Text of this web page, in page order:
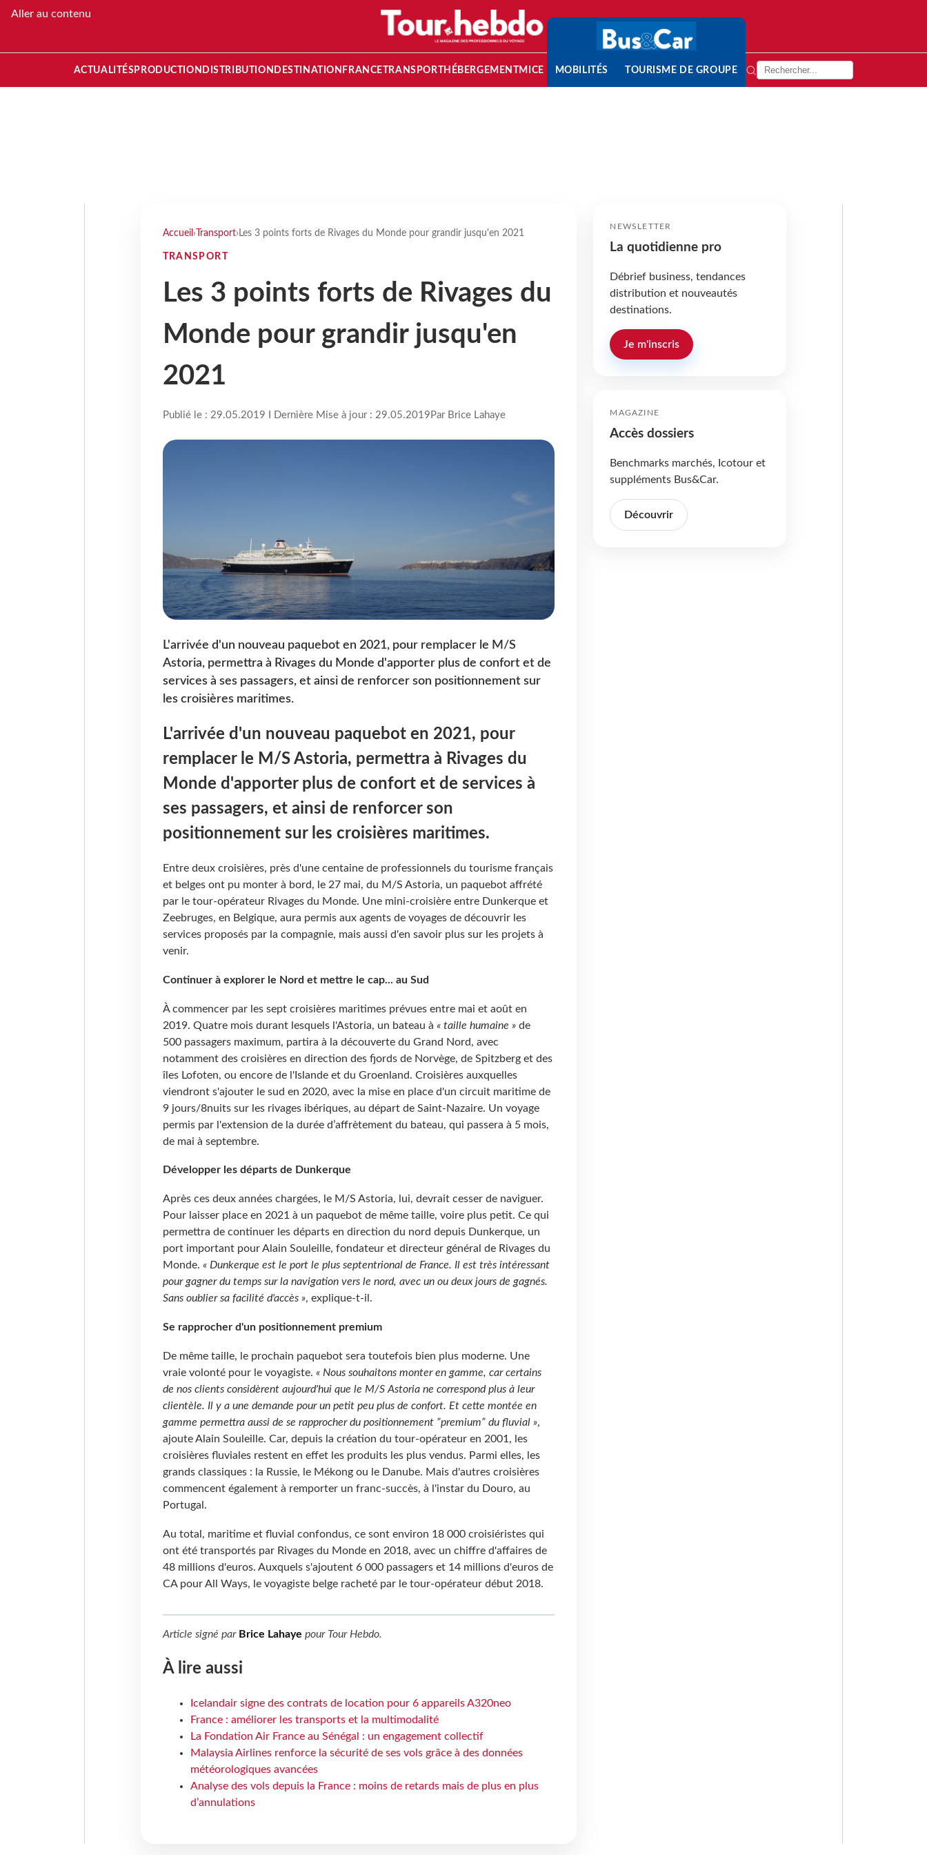
Aller au contenu
ACTUALITÉS PRODUCTION DISTRIBUTION DESTINATION FRANCETRANSPORT HÉBERGEMENTMICE MOBILITÉS TOURISME DE GROUPE
Accueil › Transport› Les 3 points forts de Rivages du Monde pour grandir jusqu'en 2021
TRANSPORT
Les 3 points forts de Rivages du
Monde pour grandir jusqu'en
2021
Publié le : 29.05.2019 I Dernière Mise à jour : 29.05.2019 Par Brice Lahaye
L'arrivée d'un nouveau paquebot en 2021, pour remplacer le M/S
Astoria, permettra à Rivages du Monde d'apporter plus de confort et de
services à ses passagers, et ainsi de renforcer son positionnement sur
les croisières maritimes.
L'arrivée d'un nouveau paquebot en 2021, pour
remplacer le M/S Astoria, permettra à Rivages du
Monde d'apporter plus de confort et de services à
ses passagers, et ainsi de renforcer son
positionnement sur les croisières maritimes.
Entre deux croisières, près d'une centaine de professionnels du tourisme français
et belges ont pu monter à bord, le 27 mai, du M/S Astoria, un paquebot affrété
par le tour-opérateur Rivages du Monde. Une mini-croisière entre Dunkerque et
Zeebruges, en Belgique, aura permis aux agents de voyages de découvrir les
services proposés par la compagnie, mais aussi d'en savoir plus sur les projets à
venir.
Continuer à explorer le Nord et mettre le cap... au Sud
À commencer par les sept croisières maritimes prévues entre mai et août en
2019. Quatre mois durant lesquels l'Astoria, un bateau à « taille humaine »de
500 passagers maximum, partira à la découverte du Grand Nord, avec
notamment des croisières en direction des fjords de Norvège, de Spitzberg et des
îles Lofoten, ou encore de l'Islande et du Groenland. Croisières auxquelles
viendront s'ajouter le sud en 2020, avec la mise en place d'un circuit maritime de
9 jours/8nuits sur les rivages ibériques, au départ de Saint-Nazaire. Un voyage
permis par l'extension de la durée d’affrètement du bateau, qui passera à 5 mois,
de mai à septembre.
Développer les départs de Dunkerque
Après ces deux années chargées, le M/S Astoria, lui, devrait cesser de naviguer.
Pour laisser place en 2021 à un paquebot de même taille, voire plus petit. Ce qui
permettra de continuer les départs en direction du nord depuis Dunkerque, un
port important pour Alain Souleille, fondateur et directeur général de Rivages du
Monde. « Dunkerque est le port le plus septentrional de France. Il est très intéressant
pour gagner du temps sur la navigation vers le nord, avec un ou deux jours de gagnés.
Sans oublier sa facilité d'accès », explique-t-il.
Se rapprocher d'un positionnement premium
De même taille, le prochain paquebot sera toutefois bien plus moderne. Une
vraie volonté pour le voyagiste. « Nous souhaitons monter en gamme, car certains
de nos clients considèrent aujourd'hui que le M/S Astoria ne correspond plus à leur
clientèle. Il y a une demande pour un petit peu plus de confort. Et cette montée en
gamme permettra aussi de se rapprocher du positionnement ”premium” du fluvial »,
ajoute Alain Souleille. Car, depuis la création du tour-opérateur en 2001, les
croisières fluviales restent en effet les produits les plus vendus. Parmi elles, les
grands classiques : la Russie, le Mékong ou le Danube. Mais d'autres croisières
commencent également à remporter un franc-succès, à l'instar du Douro, au
Portugal.
Au total, maritime et fluvial confondus, ce sont environ 18 000 croisiéristes qui
ont été transportés par Rivages du Monde en 2018, avec un chiffre d'affaires de
48 millions d'euros. Auxquels s'ajoutent 6 000 passagers et 14 millions d'euros de
CA pour All Ways, le voyagiste belge racheté par le tour-opérateur début 2018.
Article signé par Brice Lahaye pour Tour Hebdo.
À lire aussi
Icelandair signe des contrats de location pour 6 appareils A320neo
France : améliorer les transports et la multimodalité
La Fondation Air France au Sénégal : un engagement collectif
Malaysia Airlines renforce la sécurité de ses vols grâce à des données
météorologiques avancées
Analyse des vols depuis la France : moins de retards mais de plus en plus
d’annulations
NEWSLETTER
La quotidienne pro
Débrief business, tendances
distribution et nouveautés
destinations.
Je m'inscris
MAGAZINE
Accès dossiers
Benchmarks marchés, Icotour et
suppléments Bus&Car.
Découvrir